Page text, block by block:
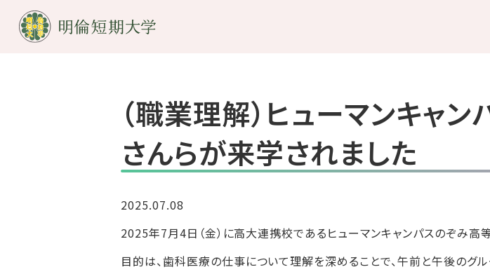
（職業理解）ヒューマンキャ
さんらが来学されました
2025.07.08
2025年7月4日（金）に高大連携校であるヒューマンキャンパスのぞみ高
目的は、歯科医療の仕事について理解を深めることで、午前と午後のグ